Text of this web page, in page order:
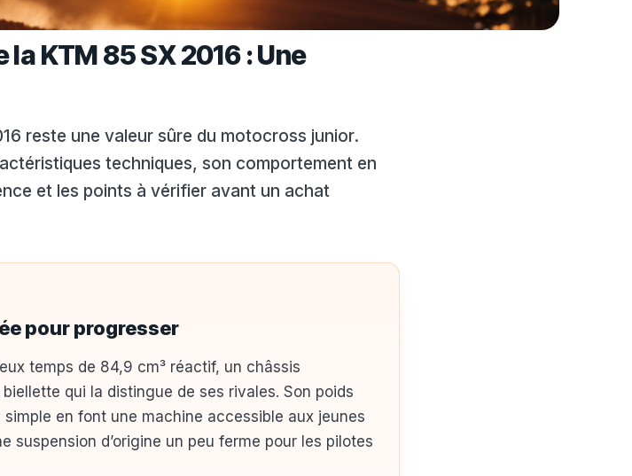
KTM 85 SX 2016 : Une
reste une valeur sûre du motocross junior.
techniques, son comportement en
et les points à vérifier avant un achat
pour progresser
temps de 84,9 cm³ réactif, un châssis
qui la distingue de ses rivales. Son poids
en font une machine accessible aux jeunes
suspension d’origine un peu ferme pour les pilotes